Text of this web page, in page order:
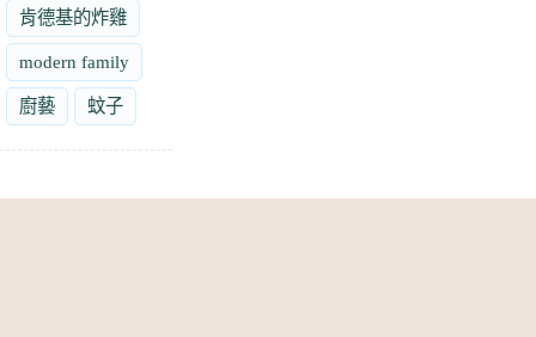
肯德基的炸雞
modern family
廚藝 蚊子